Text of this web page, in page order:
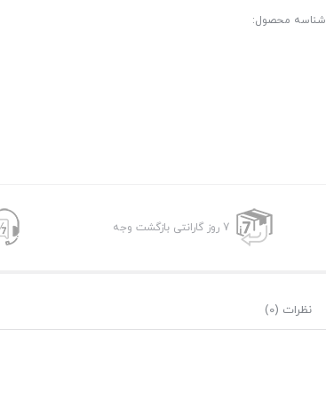
شناسه محصول:
7 روز گارانتی بازگشت وجه
نظرات (0)